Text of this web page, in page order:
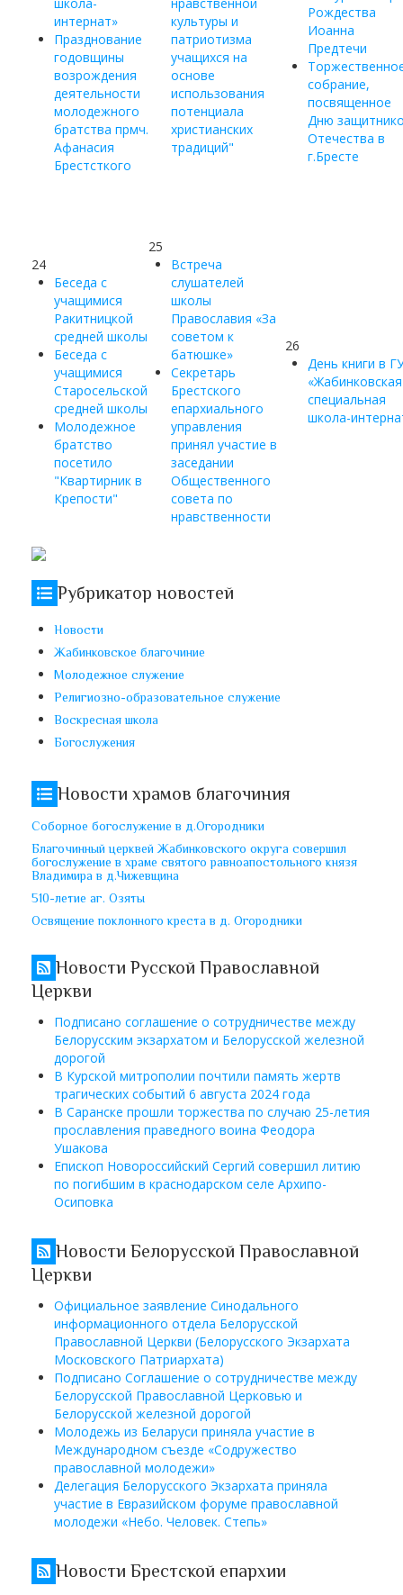
интернат»
Празднование
годовщины
возрождения
деятельности
молодежного
братства прмч.
Афанасия
Брестсткого
культуры и
патриотизма
учащихся на
основе
использования
потенциала
христианских
традиций"
Рождества
Иоанна
Предтечи
собрание,
посвященное
Дню
Отечества в
г.Бресте
24
Беседа с
учащимися
Ракитницкой
средней школы
Беседа с
учащимися
Старосельской
средней школы
Молодежное
братство
посетило
"Квартирник в
Крепости"
25
Встреча
слушателей
школы
Православия «За
советом к
батюшке»
Секретарь
Брестского
епархиального
управления
принял участие в
заседании
Общественного
совета по
нравственности
26
День книги в
«Жабинковская
специальная
школа-
Рубрикатор новостей
Новости
Жабинковское благочиние
Молодежное служение
Религиозно-образовательное служение
Воскресная школа
Богослужения
Новости храмов благочиния
Соборное богослужение в д.Огородники
Благочинный церквей Жабинковского округа совершил
богослужение в храме святого равноапостольного князя
Владимира в д.Чижевщина
510-летие аг. Озяты
Освящение поклонного креста в д. Огородники
Новости Русской Православной
Церкви
Подписано соглашение о сотрудничестве между
Белорусским экзархатом и Белорусской железной
дорогой
В Курской митрополии почтили память жертв
трагических событий 6 августа 2024 года
В Саранске прошли торжества по случаю 25-летия
прославления праведного воина Феодора
Ушакова
Епископ Новороссийский Сергий совершил литию
по погибшим в краснодарском селе Архипо-
Осиповка
Новости Белорусской Православной
Церкви
Официальное заявление Синодального
информационного отдела Белорусской
Православной Церкви (Белорусского Экзархата
Московского Патриархата)
Подписано Соглашение о сотрудничестве между
Белорусской Православной Церковью и
Белорусской железной дорогой
Молодежь из Беларуси приняла участие в
Международном съезде «Содружество
православной молодежи»
Делегация Белорусского Экзархата приняла
участие в Евразийском форуме православной
молодежи «Небо. Человек. Степь»
Новости Брестской епархии